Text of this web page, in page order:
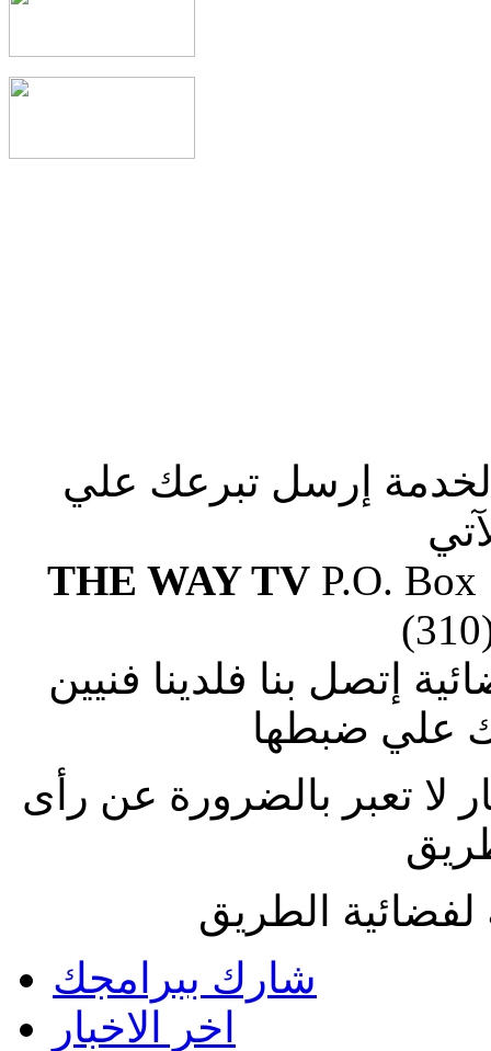
إرسل تبرعك علي
THE WAY TVP.O. Box
إتصل بنا فلدينا فنيين
علي ضبطها
لا تعبر بالضرورة عن رأى
الطريق
شارك ببرامجك
اخر الاخبار